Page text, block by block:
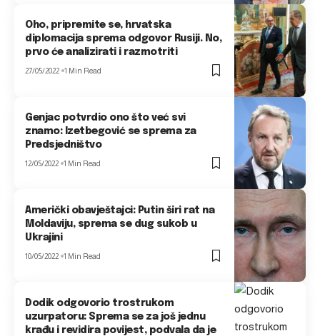
Oho, pripremite se, hrvatska
diplomacija sprema odgovor Rusiji. No,
prvo će analizirati i razmotriti
27/05/2022 1 Min Read
Genjac potvrdio ono što već svi
znamo: Izetbegović se sprema za
Predsjedništvo
12/05/2022 1 Min Read
Američki obavještajci: Putin širi rat na
Moldaviju, sprema se dug sukob u
Ukrajini
10/05/2022 1 Min Read
Dodik odgovorio trostrukom
uzurpatoru: Sprema se za još jednu
krađu i revidira povijest, podvala da je